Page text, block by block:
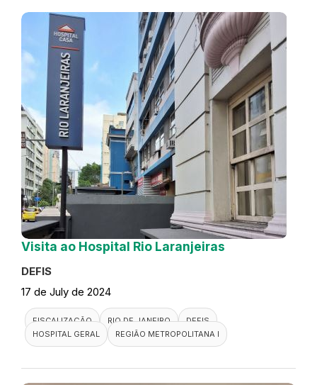
Visita ao Hospital Rio Laranjeiras
DEFIS
17 de July de 2024
FISCALIZAÇÃO RIO DE JANEIRO
DEFIS
HOSPITAL GERAL
REGIÃO METROPOLITANA I